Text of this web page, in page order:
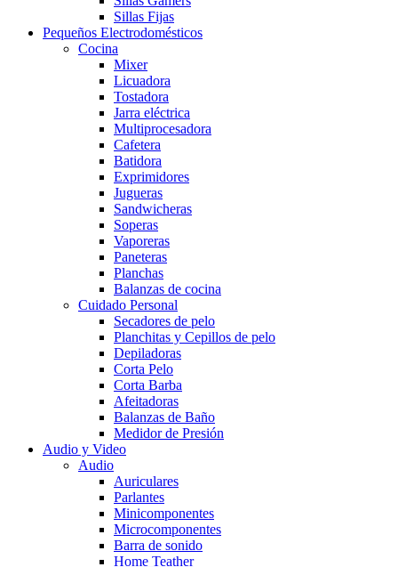
Sillas Fijas
Pequeños Electrodomésticos
Cocina
Mixer
Licuadora
Tostadora
Jarra eléctrica
Multiprocesadora
Cafetera
Batidora
Exprimidores
Jugueras
Sandwicheras
Soperas
Vaporeras
Paneteras
Planchas
Balanzas de cocina
Cuidado Personal
Secadores de pelo
Planchitas y Cepillos de pelo
Depiladoras
Corta Pelo
Corta Barba
Afeitadoras
Balanzas de Baño
Medidor de Presión
Audio y Video
Audio
Auriculares
Parlantes
Minicomponentes
Microcomponentes
Barra de sonido
Home Teather